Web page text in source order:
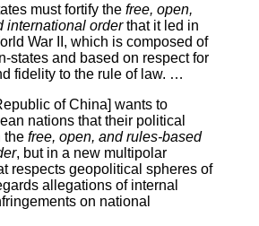
must fortify the free, open,
international orderthat it led in
War II, which is composed of
states and based on respect for
fidelity to the rule of law. …
of China] wants to
nations that their political
the free, open, and rules-based
, but in a new multipolar
respects geopolitical spheres of
allegations of internal
on national